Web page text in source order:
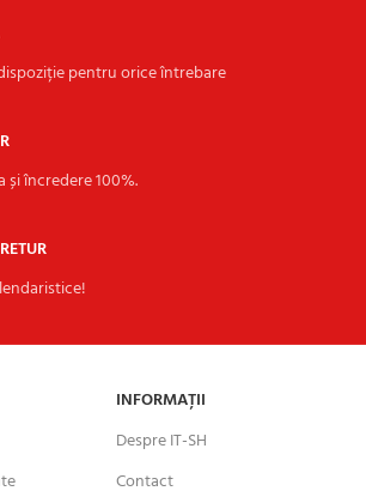
pentru orice întrebare
și încredere 100%.
INFORMAȚII
Despre IT-SH
Contact